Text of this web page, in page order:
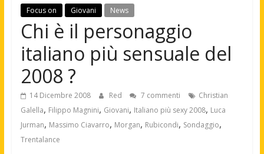
news
moda
maschile
Focus on Giovani News
Chi è il personaggio
italiano più sensuale del
2008 ?
14 Dicembre 2008 Red 7 commenti
Christian
Galella, Filippo Magnini, Giovani, Italiano più sexy 2008, Luca
Jurman, Massimo Ciavarro, Morgan, Rubicondi, Sondaggio,
Trentalance